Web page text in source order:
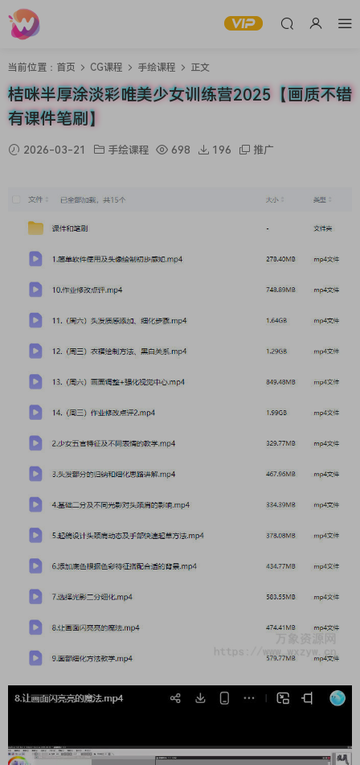
当前位置： 首页 CG课程 手绘课程 正文
桔咪半厚涂淡彩唯美少女训练营2025【画质不错
有课件笔刷】
2026-03-21 手绘课程 698 196 推广